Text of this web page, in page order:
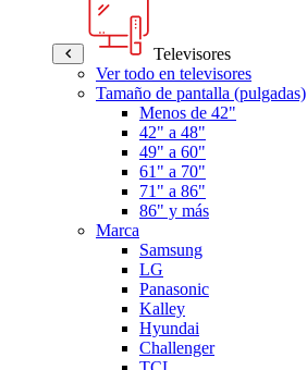
Televisores
Ver todo en televisores
Tamaño de pantalla (pulgadas)
Menos de 42"
42" a 48"
49" a 60"
61" a 70"
71" a 86"
86" y más
Marca
Samsung
LG
Panasonic
Kalley
Hyundai
Challenger